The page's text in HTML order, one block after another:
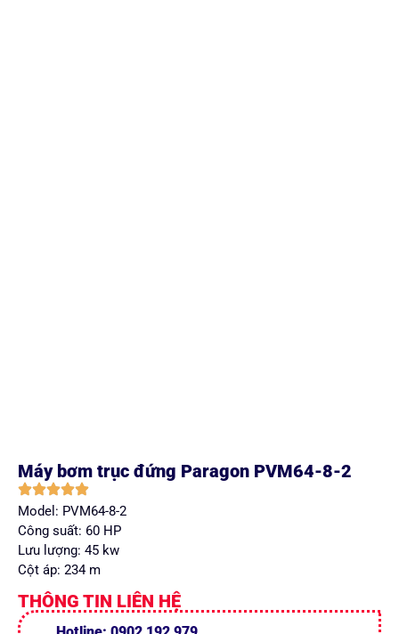
Máy bơm trục đứng Paragon PVM64-8-2
Model: PVM64-8-2
Công suất: 60 HP
Lưu lượng: 45 kw
Cột áp: 234 m
THÔNG TIN LIÊN HỆ